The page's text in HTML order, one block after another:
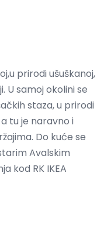
prirodi ušuškanoj,
U samoj okolini se
staza, u prirodi
tu je naravno i
Do kuće se
Avalskim
kod RK IKEA